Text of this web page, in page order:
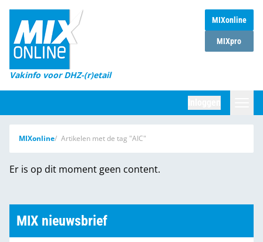
MIXonline
MIXpro
Vakinfo voor DHZ-(r)etail
Home
Magazines
DHZ Sessie
Marktcijfers
Word abonnee
MIXonline Artikelen met de tag "AIC"
Er is op dit moment geen content.
MIX nieuwsbrief